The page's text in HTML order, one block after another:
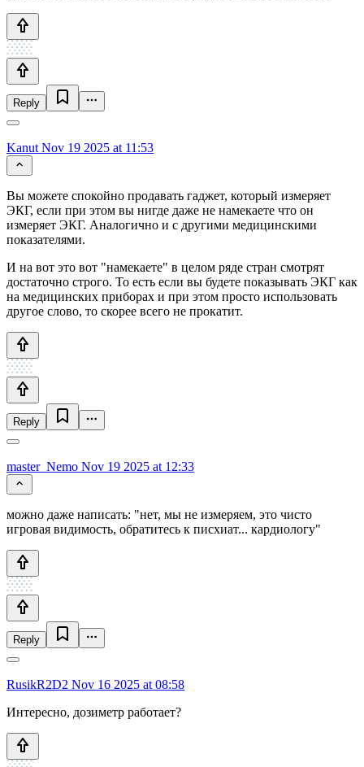
Reply
Kanut Nov 19 2025 at 11:53
Вы можете спокойно продавать гаджет, который измеряет
ЭКГ, если при этом вы нигде даже не намекаете что он
измеряет ЭКГ. Аналогично и с другими медицинскими
показателями.
И на вот это вот "намекаете" в целом ряде стран смотрят
достаточно строго. То есть если вы будете показывать ЭКГ как
на медицинских приборах и при этом просто использовать
другое слово, то скорее всего не прокатит.
Reply
master_Nemo Nov 19 2025 at 12:33
можно даже написать: "нет, мы не измеряем, это чисто
игровая видимость, обратитесь к писхиат... кардиологу"
Reply
RusikR2D2 Nov 16 2025 at 08:58
Интересно, дозиметр работает?